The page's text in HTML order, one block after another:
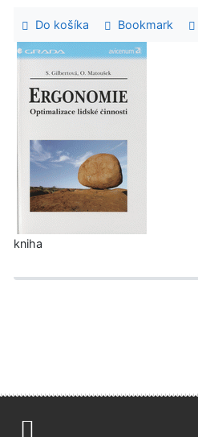
Do košíka Bookmark
kniha